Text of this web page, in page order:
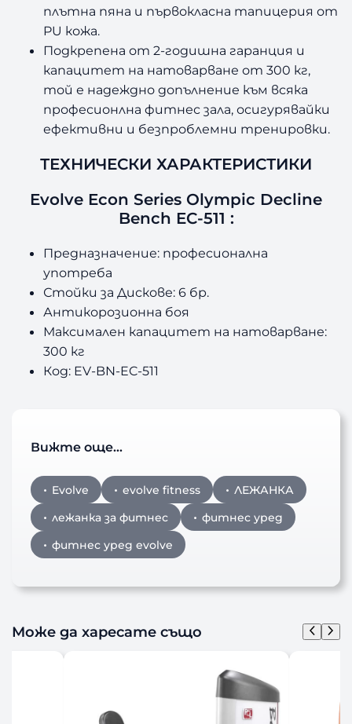
плътна пяна и първокласна тапицерия от
PU кожа.
Подкрепена от 2-годишна гаранция и
капацитет на натоварване от 300 кг,
той е надеждно допълнение към всяка
професионлна фитнес зала, осигурявайки
ефективни и безпроблемни тренировки.
ТЕХНИЧЕСКИ ХАРАКТЕРИСТИКИ
Evolve Econ Series Olympic Decline
Bench EC-511 :
Предназначение: професионална
употреба
Стойки за Дискове: 6 бр.
Антикорозионна боя
Максимален капацитет на натоварване:
300 кг
Код: EV-BN-EC-511
Вижте още…
Evolve evolve fitness
ЛЕЖАНКА
лежанка за фитнес
фитнес уред
фитнес уред evolve
Може да харесате също